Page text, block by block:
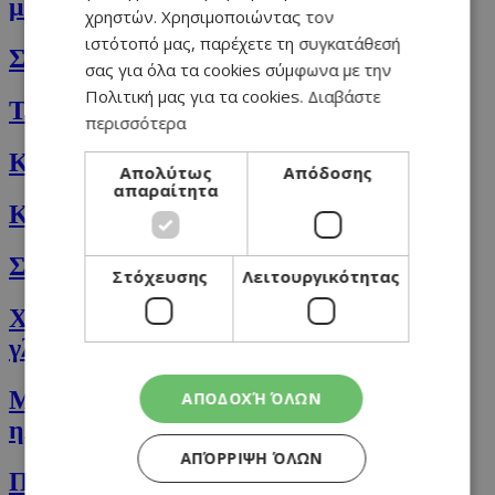
μαύρο κεράσι
Σουπιές με σπανάκι
Ταχινόπιτες
Κέικ Ταχινόπιτας
Κρεμώδεις φακές με κάρυ και σπανάκι
Σαλάτα ζυμαρικών με κολοκυθάκια
Χοιρινά κότσια, σιγομαγειρεμένα με
γλυκοπατάτες
Μεσογειακό Κριθαρότο με γαρίδες στο
ηλεκτρικό τηγάνι SALADMASTER
Πουρέκια με αναρή
χρηστών. Χρησιμοποιώντας τον
ιστότοπό μας, παρέχετε τη συγκατάθεσή
σας για όλα τα cookies σύμφωνα με την
Πολιτική μας για τα cookies. Διαβάστε
περισσότερα
Απολύτως
απαραίτητα
Απόδοσης
Στόχευσης Λειτουργικότητας
ΑΠΟΔΟΧΉ ΌΛΩΝ
ΑΠΌΡΡΙΨΗ ΌΛΩΝ